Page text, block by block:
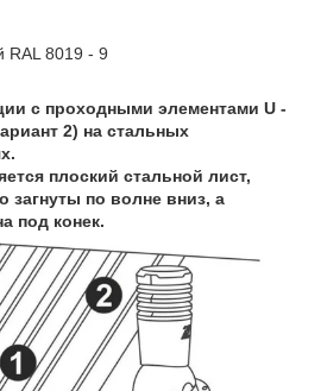
8019 - 9
с проходными элементами U -
2) на стальных
плоский стальной лист,
загнуты по волне вниз, а
под конек.